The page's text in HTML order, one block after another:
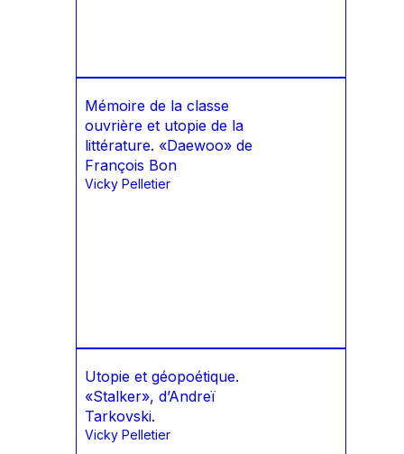
Mémoire de la classe
ouvrière et utopie de la
littérature. «Daewoo» de
François Bon
Vicky Pelletier
Utopie et géopoétique.
«Stalker», d’Andreï
Tarkovski.
Vicky Pelletier